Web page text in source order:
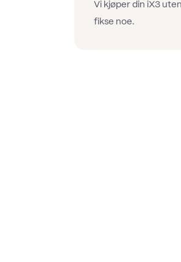
Vi kjøper din iX3
fikse noe.